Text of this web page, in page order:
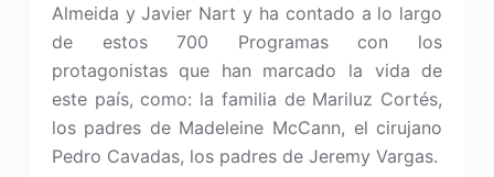
Almeida y Javier Nart y ha contado a lo largo
de estos 700 Programas con los
protagonistas que han marcado la vida de
este país, como: la familia de Mariluz Cortés,
los padres de Madeleine McCann, el cirujano
Pedro Cavadas, los padres de Jeremy Vargas.